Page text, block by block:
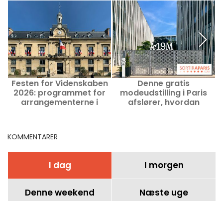
Festen for Videnskaben
2026: programmet for
arrangementerne i
Denne gratis
modeudstilling i Paris
afslører, hvordan
KOMMENTARER
I dag I morgen
Denne weekend Næste uge